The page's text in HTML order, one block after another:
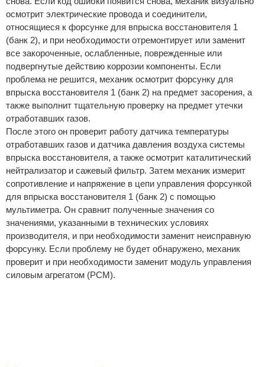
осмотрит электрические провода и соединители,
относящиеся к форсунке для впрыска восстановителя 1
(банк 2), и при необходимости отремонтирует или заменит
все закороченные, ослабленные, поврежденные или
подвергнутые действию коррозии компоненты. Если
проблема не решится, механик осмотрит форсунку для
впрыска восстановителя 1 (банк 2) на предмет засорения, а
также выполнит тщательную проверку на предмет утечки
отработавших газов.
После этого он проверит работу датчика температуры
отработавших газов и датчика давления воздуха системы
впрыска восстановителя, а также осмотрит каталитический
нейтрализатор и сажевый фильтр. Затем механик измерит
сопротивление и напряжение в цепи управления форсункой
для впрыска восстановителя 1 (банк 2) с помощью
мультиметра. Он сравнит полученные значения со
значениями, указанными в технических условиях
производителя, и при необходимости заменит неисправную
форсунку. Если проблему не будет обнаружено, механик
проверит и при необходимости заменит модуль управления
силовым агрегатом (PCM).